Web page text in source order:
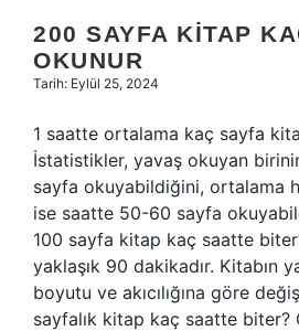
200 SAYFA KITAP
OKUNUR
Tarih: Eylül 25, 2024
1 saatte ortalama kaç sayfa
İstatistikler, yavaş okuyan
sayfa okuyabildiğini, ortalama
ise saatte 50-60 sayfa
100 sayfa kitap kaç saatte
yaklaşık 90 dakikadır. Kitabın
boyutu ve akıcılığına göre
sayfalık kitap kaç saatte biter?